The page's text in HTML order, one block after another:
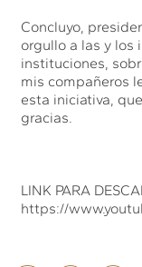
Concluyo,
orgullo a las y los
instituciones,
mis compañeros
esta iniciativa,
gracias.
LINK PARA
https://